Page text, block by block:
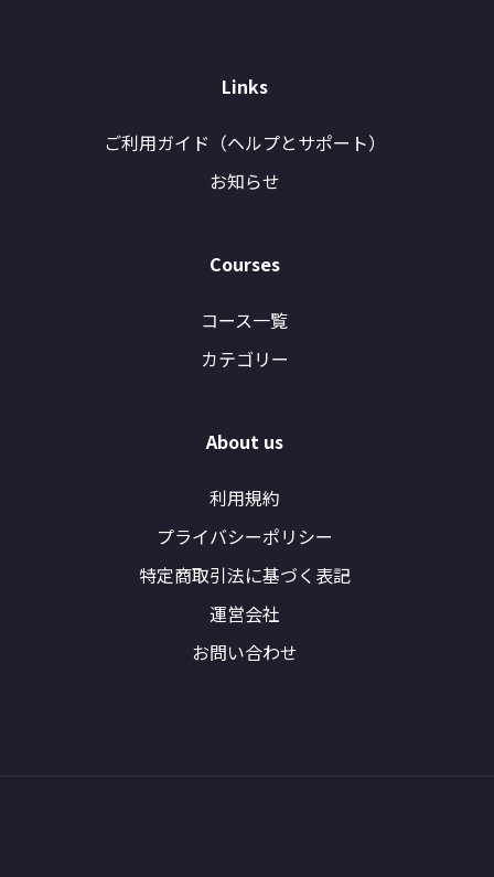
Links
ご利用ガイド（ヘルプとサポート）
お知らせ
Courses
コース一覧
カテゴリー
About us
利用規約
プライバシーポリシー
特定商取引法に基づく表記
運営会社
お問い合わせ